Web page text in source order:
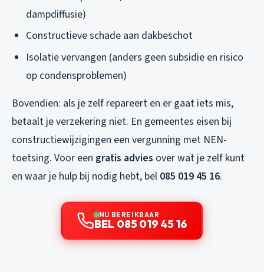
dampdiffusie)
Constructieve schade aan dakbeschot
Isolatie vervangen (anders geen subsidie en risico
op condensproblemen)
Bovendien: als je zelf repareert en er gaat iets mis,
betaalt je verzekering niet. En gemeentes eisen bij
constructiewijzigingen een vergunning met NEN-
toetsing. Voor een gratis advies over wat je zelf kunt
en waar je hulp bij nodig hebt, bel 085 019 45 16.
NU BEREIKBAAR
BEL 085 019 45 16